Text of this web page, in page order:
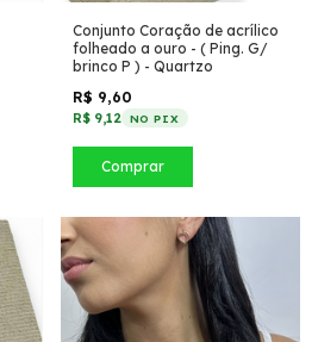
Conjunto Coração de acrílico
folheado a ouro - ( Ping. G/
brinco P ) - Quartzo
R$ 9,60
R$ 9,12 NO PIX
Comprar